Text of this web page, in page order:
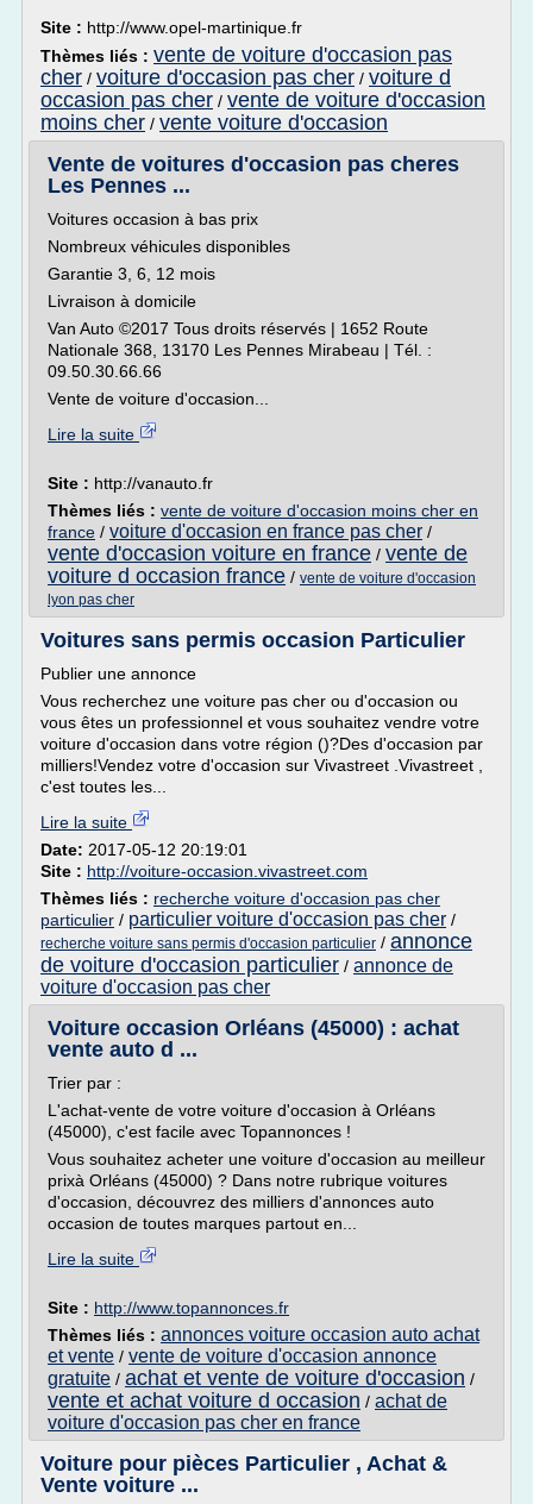
Site : http://www.opel-martinique.fr
Thèmes liés : vente de voiture d'occasion pas
cher / voiture d'occasion pas cher / voiture d
occasion pas cher / vente de voiture d'occasion
moins cher / vente voiture d'occasion
Vente de voitures d'occasion pas cheres
Les Pennes ...
Voitures occasion à bas prix
Nombreux véhicules disponibles
Garantie 3, 6, 12 mois
Livraison à domicile
Van Auto ©2017 Tous droits réservés | 1652 Route
Nationale 368, 13170 Les Pennes Mirabeau | Tél. :
09.50.30.66.66
Vente de voiture d'occasion...
Lire la suite
Site : http://vanauto.fr
Thèmes liés : vente de voiture d'occasion moins cher en
france / voiture d'occasion en france pas cher /
vente d'occasion voiture en france / vente de
voiture d occasion france / vente de voiture d'occasion
lyon pas cher
Voitures sans permis occasion Particulier
Publier une annonce
Vous recherchez une voiture pas cher ou d'occasion ou
vous êtes un professionnel et vous souhaitez vendre votre
voiture d'occasion dans votre région ()?Des d'occasion par
milliers!Vendez votre d'occasion sur Vivastreet .Vivastreet ,
c'est toutes les...
Lire la suite
Date: 2017-05-12 20:19:01
Site : http://voiture-occasion.vivastreet.com
Thèmes liés : recherche voiture d'occasion pas cher
particulier / particulier voiture d'occasion pas cher /
recherche voiture sans permis d'occasion particulier / annonce
de voiture d'occasion particulier / annonce de
voiture d'occasion pas cher
Voiture occasion Orléans (45000) : achat
vente auto d ...
Trier par :
L'achat-vente de votre voiture d'occasion à Orléans
(45000), c'est facile avec Topannonces !
Vous souhaitez acheter une voiture d'occasion au meilleur
prixà Orléans (45000) ? Dans notre rubrique voitures
d'occasion, découvrez des milliers d'annonces auto
occasion de toutes marques partout en...
Lire la suite
Site : http://www.topannonces.fr
Thèmes liés : annonces voiture occasion auto achat
et vente / vente de voiture d'occasion annonce
gratuite / achat et vente de voiture d'occasion /
vente et achat voiture d occasion / achat de
voiture d'occasion pas cher en france
Voiture pour pièces Particulier , Achat &
Vente voiture ...